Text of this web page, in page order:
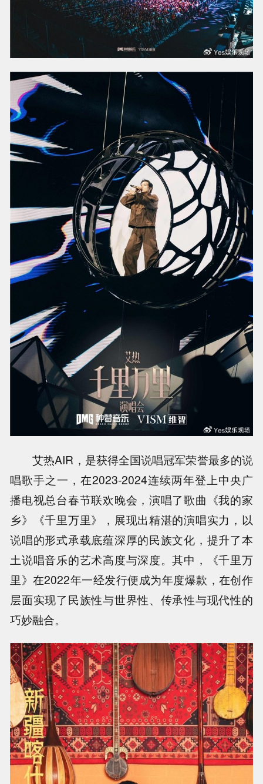
艾热AIR，是获得全国说唱冠军荣誉最多的说
唱歌手之一，在2023-2024连续两年登上中央广
播电视总台春节联欢晚会，演唱了歌曲《我的家
乡》《千里万里》，展现出精湛的演唱实力，以
说唱的形式承载底蕴深厚的民族文化，提升了本
土说唱音乐的艺术高度与深度。其中，《千里万
里》在2022年一经发行便成为年度爆款，在创作
层面实现了民族性与世界性、传承性与现代性的
巧妙融合。